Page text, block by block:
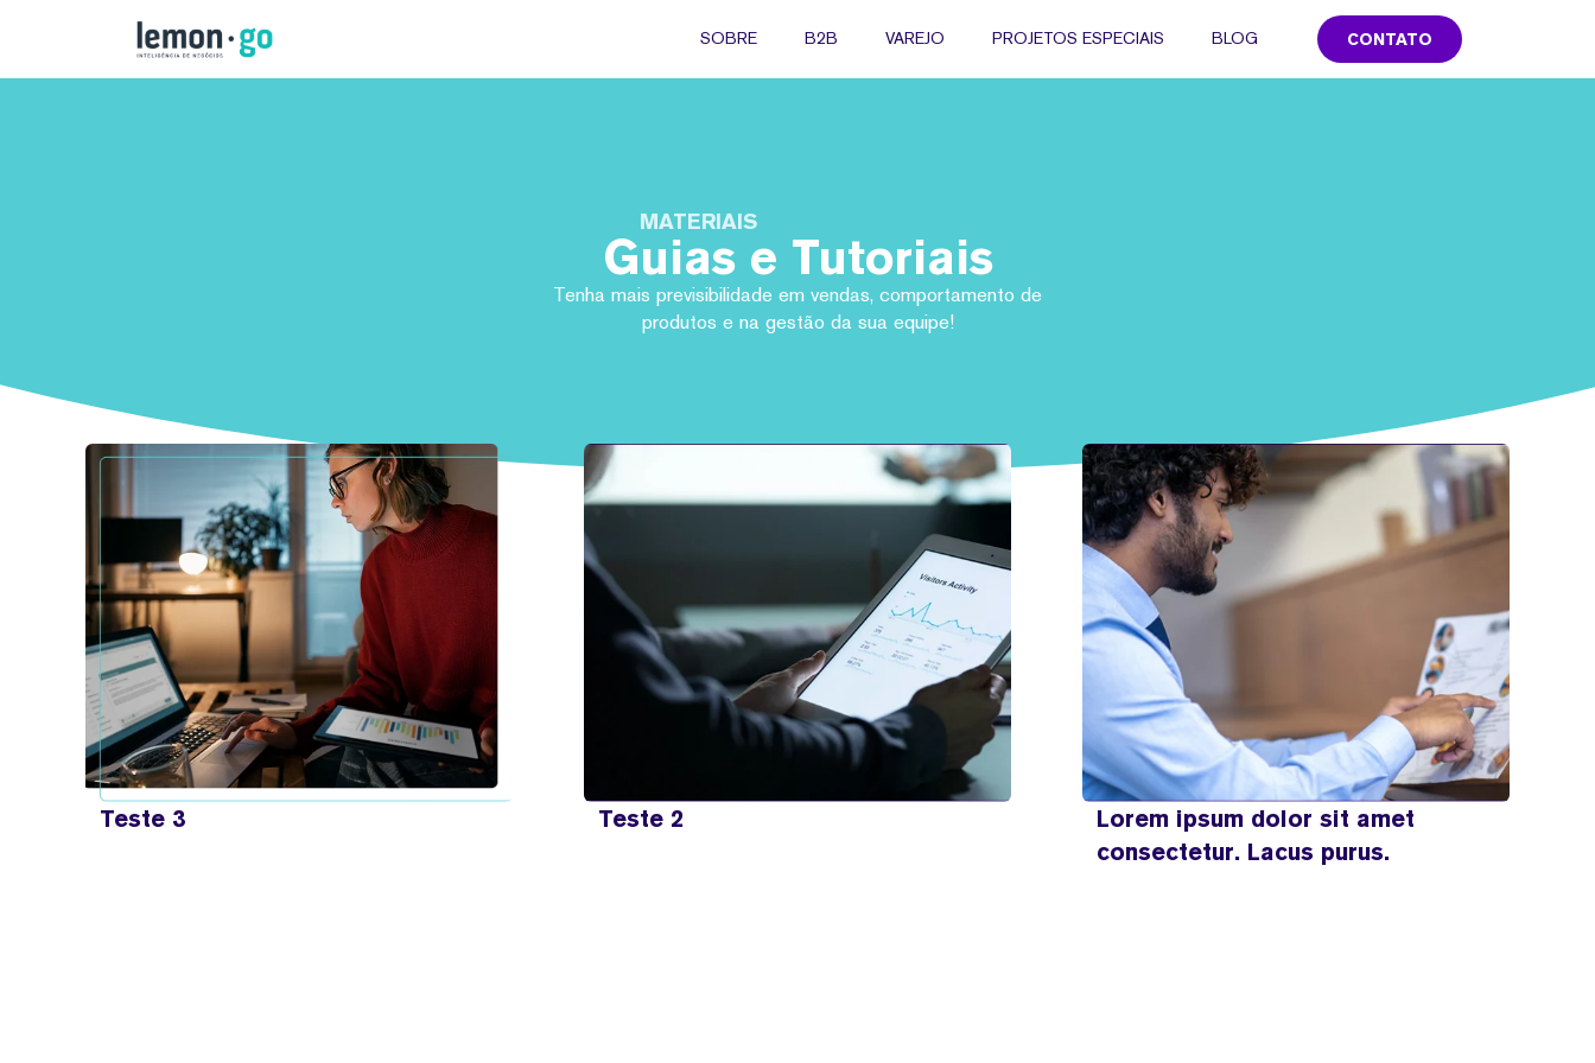
SOBRE B2B VAREJO PROJETOS ESPECIAIS BLOG CONTATO
MATERIAIS
Guias e Tutoriais
Tenha mais previsibilidade em vendas, comportamento de
produtos e na gestão da sua equipe!
Teste 3 Teste 2
Lorem ipsum dolor sit amet
consectetur. Lacus purus.